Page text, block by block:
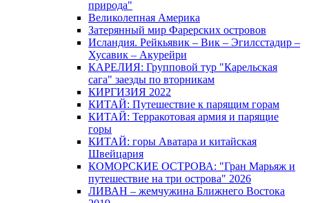
природа"
Великолепная Америка
Затерянный мир Фарерских островов
Исландия. Рейкьявик – Вик – Эгилсстадир –
Хусавик – Акурейри
КАРЕЛИЯ: Групповой тур "Карельская
сага" заезды по вторникам
КИРГИЗИЯ 2022
КИТАЙ: Путешествие к парящим горам
КИТАЙ: Терракотовая армия и парящие
горы
КИТАЙ: горы Аватара и китайская
Швейцария
КОМОРСКИЕ ОСТРОВА: "Гран Марьяж и
путешествие на три острова" 2026
ЛИВАН – жемчужина Ближнего Востока